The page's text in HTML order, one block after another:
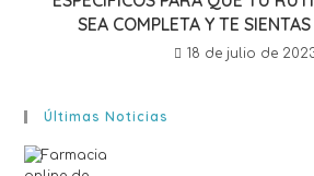
SEA COMPLETA Y TE
18 de julio de
Últimas Noticias